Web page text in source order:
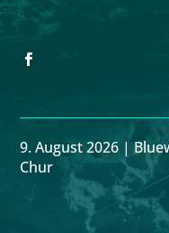
9. August 2026 |
Chur